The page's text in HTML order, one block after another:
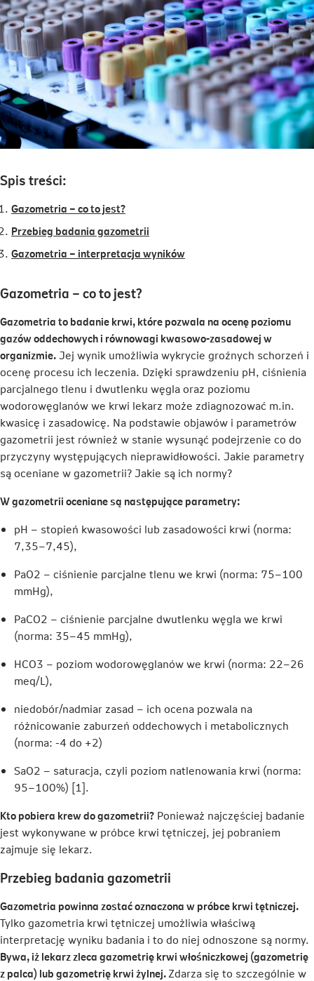
Spis treści:
Gazometria – co to jest?
Przebieg badania gazometrii
Gazometria – interpretacja wyników
Gazometria – co to jest?
Gazometria to badanie krwi, które pozwala na ocenę poziomu
gazów oddechowych i równowagi kwasowo-zasadowej w
organizmie.Jej wynik umożliwia wykrycie groźnych schorzeń i
ocenę procesu ich leczenia. Dzięki sprawdzeniu pH, ciśnienia
parcjalnego tlenu i dwutlenku węgla oraz poziomu
wodorowęglanów we krwi lekarz może zdiagnozować m.in.
kwasicę i zasadowicę. Na podstawie objawów i parametrów
gazometrii jest również w stanie wysunąć podejrzenie co do
przyczyny występujących nieprawidłowości. Jakie parametry
są oceniane w gazometrii? Jakie są ich normy?
W gazometrii oceniane są następujące parametry:
pH – stopień kwasowości lub zasadowości krwi (norma:
7,35–7,45),
PaO2 – ciśnienie parcjalne tlenu we krwi (norma: 75–100
mmHg),
PaCO2 – ciśnienie parcjalne dwutlenku węgla we krwi
(norma: 35–45 mmHg),
HCO3 – poziom wodorowęglanów we krwi (norma: 22–26
meq/L),
niedobór/nadmiar zasad – ich ocena pozwala na
różnicowanie zaburzeń oddechowych i metabolicznych
(norma: -4 do +2)
SaO2 – saturacja, czyli poziom natlenowania krwi (norma:
95–100%) [1].
Kto pobiera krew do gazometrii? Ponieważ najczęściej badanie
jest wykonywane w próbce krwi tętniczej, jej pobraniem
zajmuje się lekarz.
Przebieg badania gazometrii
Gazometria powinna zostać oznaczona w próbce krwi tętniczej.
Tylko gazometria krwi tętniczej umożliwia właściwą
interpretację wyniku badania i to do niej odnoszone są normy.
Bywa, iż lekarz zleca gazometrię krwi włośniczkowej (gazometrię
z palca) lub gazometrię krwi żylnej.Zdarza się to szczególnie w